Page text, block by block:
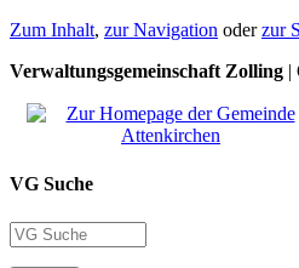
Zum Inhalt, zur Navigation oderzur
Verwaltungsgemeinschaft Zolling |
VG Suche